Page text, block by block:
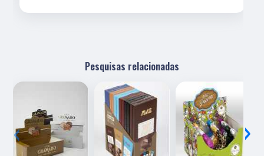
Pesquisas relacionadas
‹ ›